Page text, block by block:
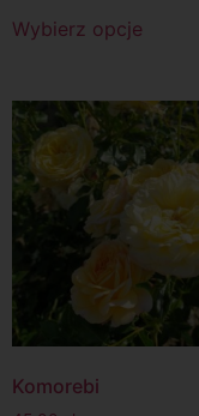
Wybierz opcje
Komorebi